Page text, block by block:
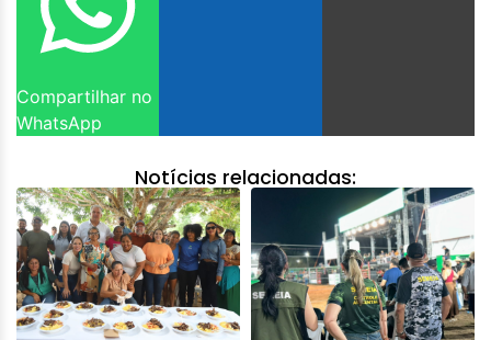
Compartilhar no
WhatsApp
Notícias relacionadas: